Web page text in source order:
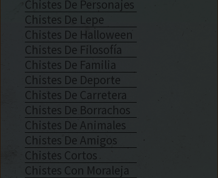
Chistes De Personajes
Chistes De Lepe
Chistes De Halloween
Chistes De Filosofía
Chistes De Familia
Chistes De Deporte
Chistes De Carretera
Chistes De Borrachos
Chistes De Animales
Chistes De Amigos
Chistes Cortos
Chistes Con Moraleja